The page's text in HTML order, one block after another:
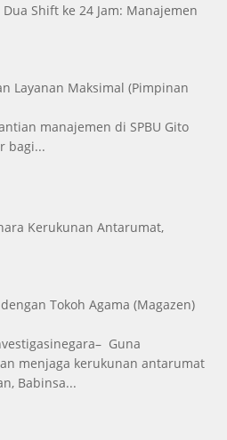
Dua Shift ke 24 Jam: Manajemen
Layanan Maksimal (Pimpinan
manajemen di SPBU Gito
bagi...
Kerukunan Antarumat,
Tokoh Agama (Magazen)
Guna
menjaga kerukunan antarumat
Babinsa...